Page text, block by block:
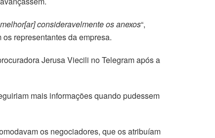
consideravelmente os anexos“,
representantes da empresa.
Jerusa Viecili no Telegram após a
mais informações quando pudessem
os negociadores, que os atribuíam